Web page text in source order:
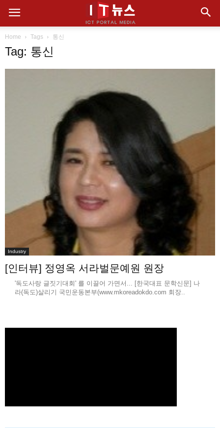
Home Tags 통신
Tag: 통신
Industry
[인터뷰] 정영옥 서라벌문예원 원장
'독도사랑 글짓기대회' 를 이끌어 가면서... [한국대표 문학신문] 나
라(독도)살리기 국민운동본부(www.mkoreadokdo.com 회장..